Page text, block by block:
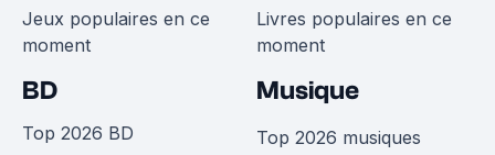
Jeux populaires en ce
moment
Livres populaires en ce
moment
BD
Top 2026 BD
Musique
Top 2026 musiques